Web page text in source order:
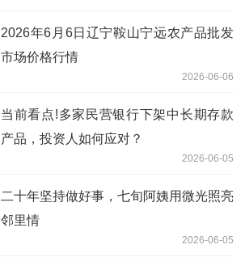
2026年6月6日辽宁鞍山宁远农产品批发
市场价格行情
2026-06-06
当前看点!多家民营银行下架中长期存款
产品，投资人如何应对？
2026-06-05
二十年坚持做好事，七旬阿姨用微光照亮
邻里情
2026-06-05